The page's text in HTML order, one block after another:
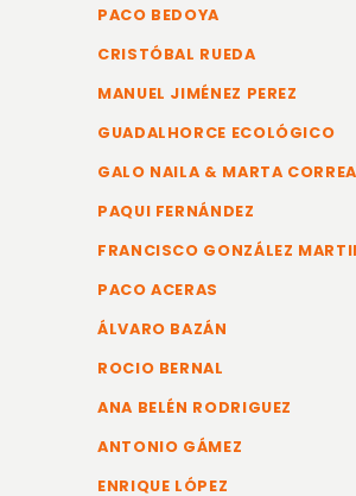
PACO BEDOYA
CRISTÓBAL RUEDA
MANUEL JIMÉNEZ PEREZ
GUADALHORCE ECOLÓGICO
GALO NAILA & MARTA
PAQUI FERNÁNDEZ
FRANCISCO GONZÁLEZ
PACO ACERAS
ÁLVARO BAZÁN
ROCIO BERNAL
ANA BELÉN RODRIGUEZ
ANTONIO GÁMEZ
ENRIQUE LÓPEZ